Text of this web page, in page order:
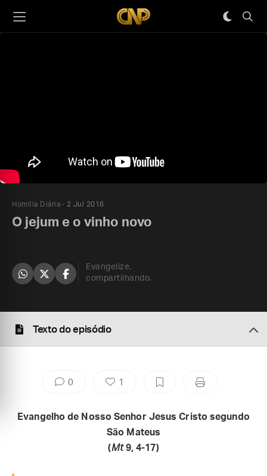
Homilia Diária 2 Jul 2016
O jejum e o vinho novo
Evangelize,
compartilhando.
Texto do episódio
0 1
Evangelho de Nosso Senhor Jesus Cristo segundo
São Mateus
(Mt9, 4-17)